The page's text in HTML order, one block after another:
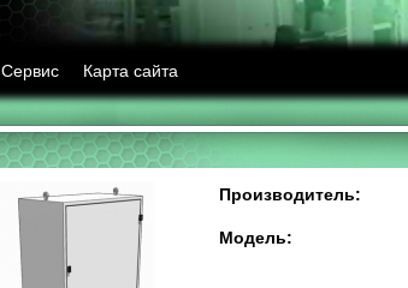
Сервис
Карта сайта
Производитель:
Модель: